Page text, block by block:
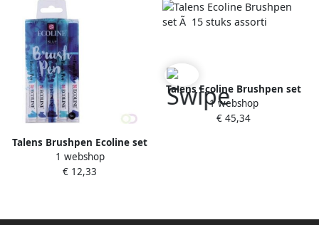
Talens Brushpen Ecoline set
blauw blister à 5 stuks ass
1 webshop
€ 12,33
Talens Ecoline Brushpen set
Ã 15 stuks assorti
1 webshop
€ 45,34